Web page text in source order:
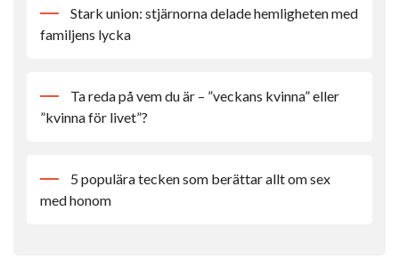
Stark union: stjärnorna delade hemligheten med
familjens lycka
Ta reda på vem du är – ”veckans kvinna” eller
”kvinna för livet”?
5 populära tecken som berättar allt om sex
med honom